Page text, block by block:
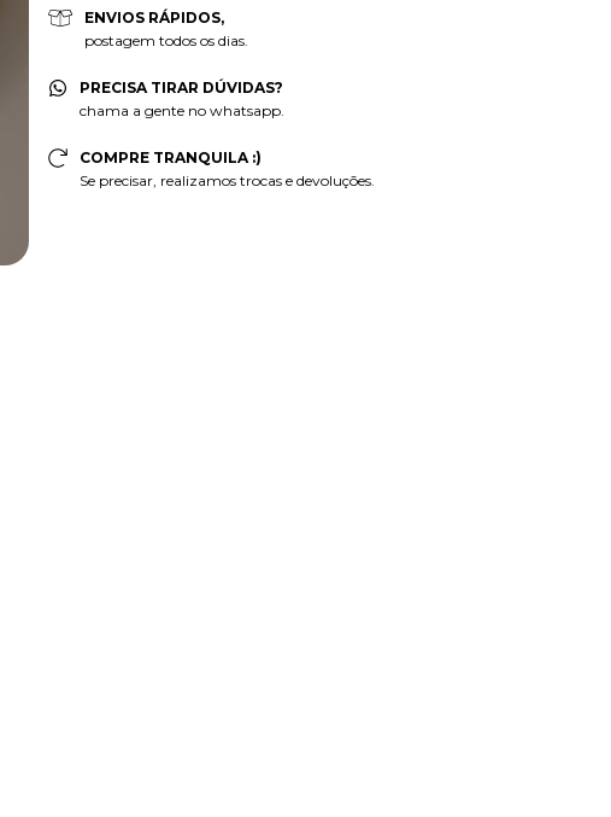
ENVIOS RÁPIDOS,
postagem todos os dias.
PRECISA TIRAR DÚVIDAS?
chama a gente no whatsapp.
COMPRE TRANQUILA :)
Se precisar, realizamos trocas e devoluções.